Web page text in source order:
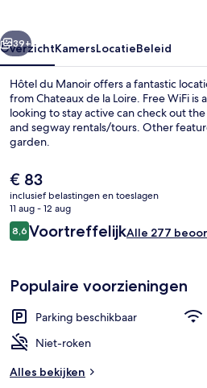
Volgende
39+
OverzichtKamersLocatieBeleid
Hôtel du Manoir offers a fantastic
from Chateaux de la Loire. Free WiFi
looking to stay active can check out
and segway rentals/tours. Other
garden.
De
huidige
prijs
is
€ 83
€ 83
inclusief belastingen en toeslagen
11 aug - 12 aug
Beoordelingen
8,68,6 op 10 –
VoortreffelijkAlle 277
Populaire voorzieningen
Parking beschikbaar
Niet-roken
Alles bekijken